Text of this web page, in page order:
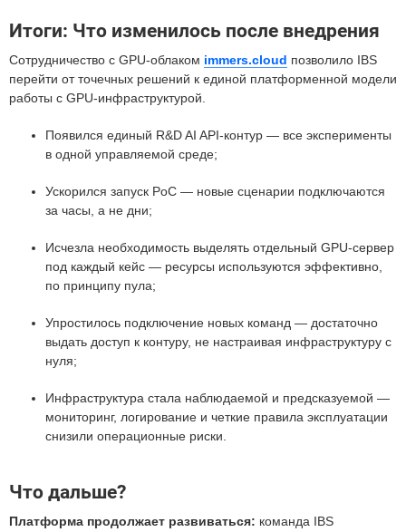
Итоги: Что изменилось после внедрения
Сотрудничество с GPU-облаком immers.cloud позволило IBS
перейти от точечных решений к единой платформенной модели
работы с GPU-инфраструктурой.
Появился единый R&D AI API-контур — все эксперименты
в одной управляемой среде;
Ускорился запуск PoC — новые сценарии подключаются
за часы, а не дни;
Исчезла необходимость выделять отдельный GPU-сервер
под каждый кейс — ресурсы используются эффективно,
по принципу пула;
Упростилось подключение новых команд — достаточно
выдать доступ к контуру, не настраивая инфраструктуру с
нуля;
Инфраструктура стала наблюдаемой и предсказуемой —
мониторинг, логирование и четкие правила эксплуатации
снизили операционные риски.
Что дальше?
Платформа продолжает развиваться: команда IBS